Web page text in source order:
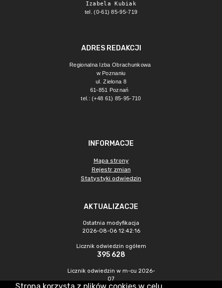
Izabela Kubiak
tel. (0-61) 85-95-719
ADRES REDAKCJI
Regionalna Izba Obrachunkowa
w Poznaniu
ul. Zielona 8
61-851 Poznań
tel.: (+48 61) 85-95-710
INFORMACJE
Mapa strony
Rejestr zmian
Statystyki odwiedzin
AKTUALIZACJE
Ostatnia modyfikacja
2026-08-06 12:42:16
Licznik odwiedzin ogółem
395 628
Licznik odwiedzin w m-cu 2026-
07